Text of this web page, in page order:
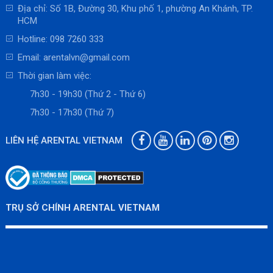
Địa chỉ: Số 1B, Đường 30, Khu phố 1, phường An Khánh, TP.
HCM
Hotline: 098 7260 333
Email: arentalvn@gmail.com
Thời gian làm việc:
7h30 - 19h30 (Thứ 2 - Thứ 6)
7h30 - 17h30 (Thứ 7)
LIÊN HỆ ARENTAL VIETNAM
TRỤ SỞ CHÍNH ARENTAL VIETNAM